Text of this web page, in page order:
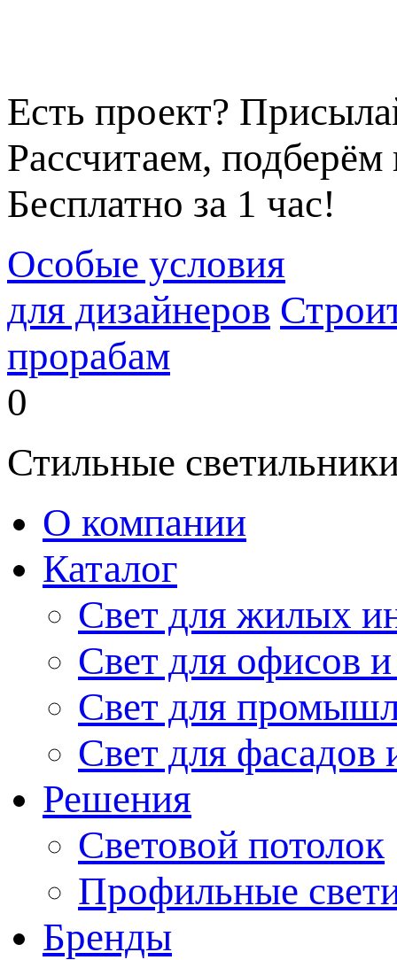
Есть проект?
Рассчитаем,
Бесплатно за 1 час!
Особые условия
для дизайнеров
прорабам
0
Стильные
О компании
Каталог
Свет для жилых
Свет для офисов
Свет для
Свет для фасадов
Решения
Световой потолок
Профильные
Бренды